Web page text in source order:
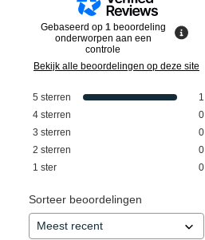
Gebaseerd op 1 beoordeling
onderworpen aan een
controle
Bekijk alle beoordelingen op deze site
5 sterren
1
4 sterren
0
3 sterren
0
2 sterren
0
1 ster 0
Sorteer beoordelingen